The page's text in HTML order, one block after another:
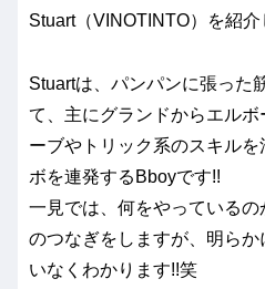
Stuart（VINOTINTO）を紹介
Stuartは、パンパンに張った
て、主にグランドからエル
ーブやトリック系のスキル
ボを連発するBboyです!!
一見では、何をやっている
のつなぎをしますが、明ら
いなくわかります!!笑